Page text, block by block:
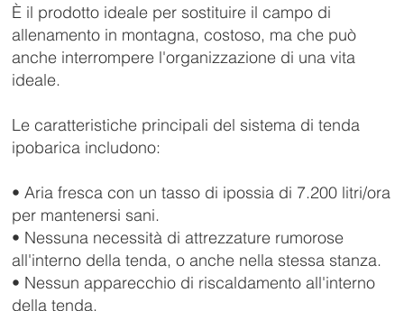
È il prodotto ideale per sostituire il campo di
allenamento in montagna, costoso, ma che può
anche interrompere l'organizzazione di una vita
ideale.
Le caratteristiche principali del sistema di tenda
ipobarica includono:
• Aria fresca con un tasso di ipossia di 7.200 litri/ora
per mantenersi sani.
• Nessuna necessità di attrezzature rumorose
all'interno della tenda, o anche nella stessa stanza.
• Nessun apparecchio di riscaldamento all'interno
della tenda.